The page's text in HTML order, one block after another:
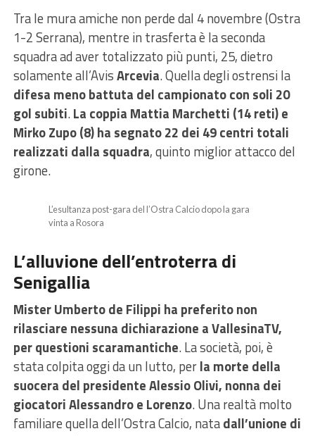
Tra le mura amiche non perde dal 4 novembre (Ostra
1-2 Serrana), mentre in trasferta è la seconda
squadra ad aver totalizzato più punti, 25, dietro
solamente all’AvisArcevia. Quella degli ostrensi la
difesa meno battuta del campionato con soli 20
gol subiti.La coppia Mattia Marchetti (14 reti) e
Mirko Zupo (8) ha segnato 22 dei 49 centri totali
realizzati dalla squadra, quinto miglior attacco del
girone.
L’esultanza post-gara del l’Ostra Calcio dopo la gara
vinta a Rosora
L’alluvione dell’entroterra di
Senigallia
Mister Umberto de Filippi ha preferito non
rilasciare nessuna dichiarazione a VallesinaTV,
per questioni scaramantiche. La società, poi, è
stata colpita oggi da un lutto, perla morte della
suocera del presidente Alessio Olivi, nonna dei
giocatori Alessandro e Lorenzo. Una realtà molto
familiare quella dell’Ostra Calcio, natadall’unione di